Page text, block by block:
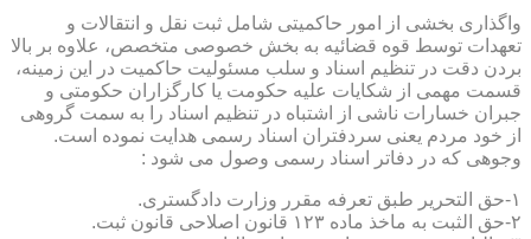
واگذاری بخشی از امور حاکمیتی شامل ثبت نقل و انتقالات و
تعهدات توسط قوه قضائیه به بخش خصوصی متخصص، علاوه بر بالا
بردن دقت در تنظیم اسناد و سلب مسئولیت حاکمیت در این زمینه،
قسمت مهمی از شکایات علیه حکومت یا کارگزاران حکومتی و
جبران خسارات ناشی از اشتباه در تنظیم اسناد را به سمت گروهی
از خود مردم یعنی سردفتران اسناد رسمی هدایت نموده است.
وجوهی که در دفاتر اسناد رسمی وصول می شود :
۱-حق التحریر طبق تعرفه مقرر وزارت دادگستری.
۲-حق الثبت به ماخذ ماده ۱۲۳ قانون اصلاحی قانون ثبت.